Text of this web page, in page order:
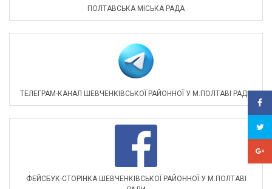
ПОЛТАВСЬКА МІСЬКА РАДА
ТЕЛЕГРАМ-КАНАЛ ШЕВЧЕНКІВСЬКОЇ РАЙОННОЇ У М.ПОЛТАВІ РАДИ
ФЕЙСБУК-СТОРІНКА ШЕВЧЕНКІВСЬКОЇ РАЙОННОЇ У М.ПОЛТАВІ